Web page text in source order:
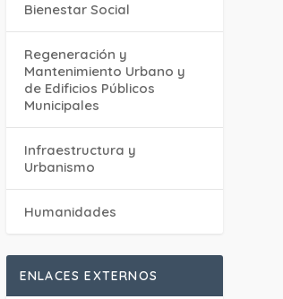
Bienestar Social
Regeneración y
Mantenimiento Urbano y
de Edificios Públicos
Municipales
Infraestructura y
Urbanismo
Humanidades
ENLACES EXTERNOS